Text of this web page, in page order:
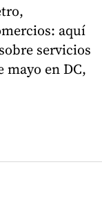
aquí
servicios
mayo en DC,